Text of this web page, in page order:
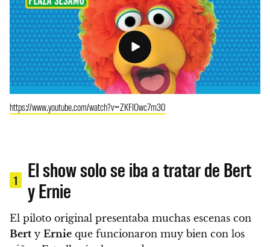
https://www.youtube.com/watch?v=ZKFIOwc7m30
1
El show solo se iba a tratar de Bert
y Ernie
El piloto original presentaba muchas escenas con
Bert y Ernie que funcionaron muy bien con los